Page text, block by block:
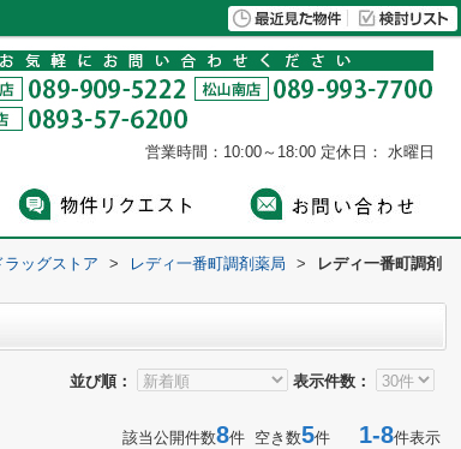
営業時間：10:00～18:00 定休日： 水曜日
ッグストア > レディ一番町調剤薬局 >
レディ一番町調剤
並び順： 表示件数：
該当公開件数8件 空き数5件 1-8件表示